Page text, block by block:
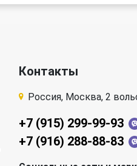
Контакты
Россия, Москва, 2
+7 (915) 299-99-93
+7 (916) 288-88-83